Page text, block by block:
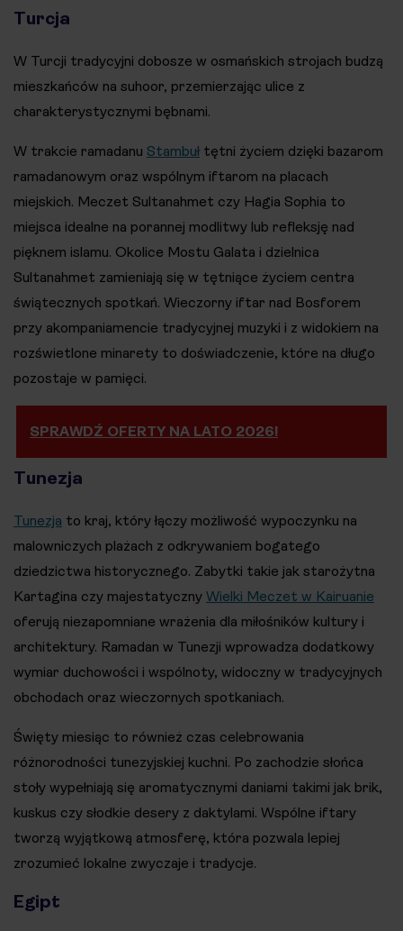
Turcja
W Turcji tradycyjni dobosze w osmańskich strojach budzą
mieszkańców na suhoor, przemierzając ulice z
charakterystycznymi bębnami.
W trakcie ramadanu Stambułtętni życiem dzięki bazarom
ramadanowym oraz wspólnym iftarom na placach
miejskich. Meczet Sultanahmet czy Hagia Sophia to
miejsca idealne na porannej modlitwy lub refleksję nad
pięknem islamu. Okolice Mostu Galata i dzielnica
Sultanahmet zamieniają się w tętniące życiem centra
świątecznych spotkań. Wieczorny iftar nad Bosforem
przy akompaniamencie tradycyjnej muzyki i z widokiem na
rozświetlone minarety to doświadczenie, które na długo
pozostaje w pamięci.
SPRAWDŹ OFERTY NA LATO 2026!
Tunezja
Tunezja to kraj, który łączy możliwość wypoczynku na
malowniczych plażach z odkrywaniem bogatego
dziedzictwa historycznego. Zabytki takie jak starożytna
Kartagina czy majestatyczny Wielki Meczet w Kairuanie
oferują niezapomniane wrażenia dla miłośników kultury i
architektury. Ramadan w Tunezji wprowadza dodatkowy
wymiar duchowości i wspólnoty, widoczny w tradycyjnych
obchodach oraz wieczornych spotkaniach.
Święty miesiąc to również czas celebrowania
różnorodności tunezyjskiej kuchni. Po zachodzie słońca
stoły wypełniają się aromatycznymi daniami takimi jak brik,
kuskus czy słodkie desery z daktylami. Wspólne iftary
tworzą wyjątkową atmosferę, która pozwala lepiej
zrozumieć lokalne zwyczaje i tradycje.
Egipt